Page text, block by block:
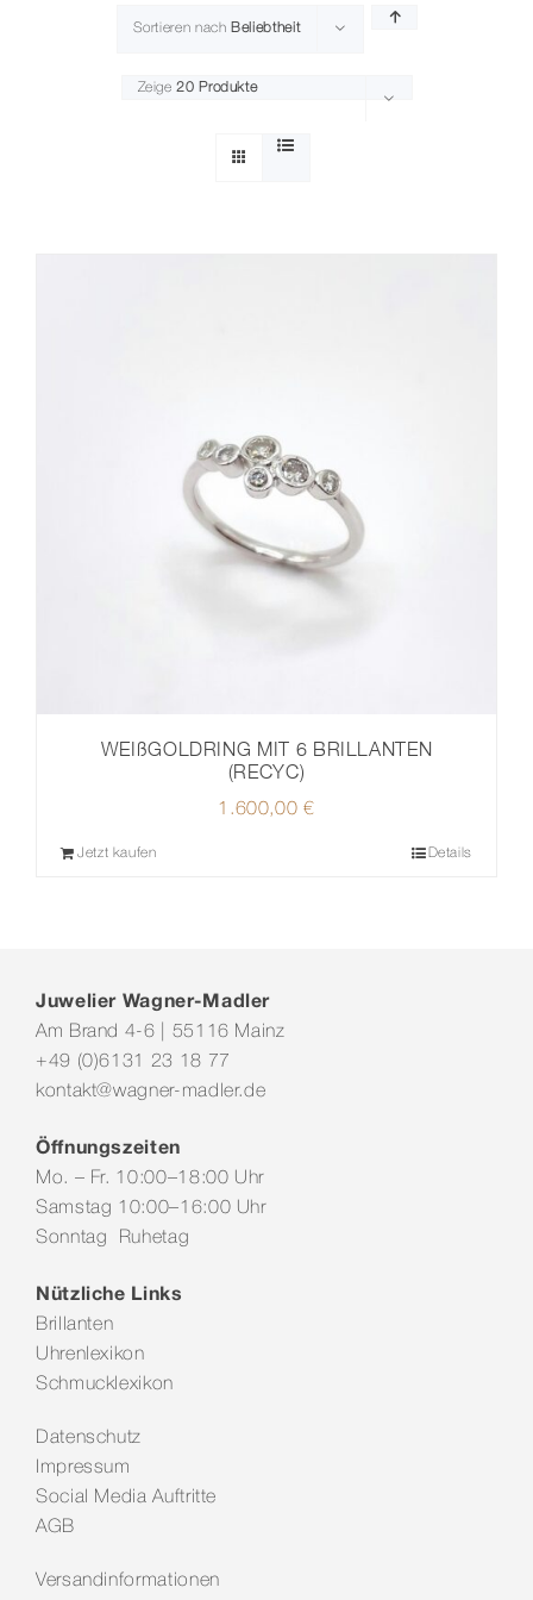
Sortieren nach Beliebtheit
Zeige20 Produkte
WEIßGOLDRING MIT 6 BRILLANTEN
(RECYC)
1.600,00€
Jetzt kaufen Details
Juwelier Wagner-Madler
Am Brand 4-6 | 55116 Mainz
+49 (0)6131 23 18 77
kontakt@wagner-madler.de
Öffnungszeiten
Mo. – Fr. 10:00–18:00 Uhr
Samstag 10:00–16:00 Uhr
Sonntag Ruhetag
Nützliche Links
Brillanten
Uhrenlexikon
Schmucklexikon
Datenschutz
Impressum
Social Media Auftritte
AGB
Versandinformationen